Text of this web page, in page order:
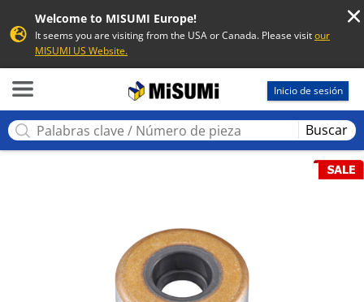
Welcome to MISUMI Europe!
It seems you are visiting from the USA or Canada. Please visitour
MISUMI US Website.
Inicio de sesión
Buscar